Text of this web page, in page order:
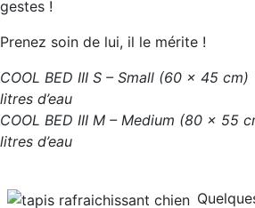
gestes !
Prenez soin de lui, il le mérite !
COOL BED III S – Small (60 x 45
litres d’eau
COOL BED III M – Medium (80 x 55
litres d’eau